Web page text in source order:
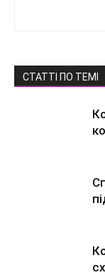
СТАТТІ ПО ТЕМІ